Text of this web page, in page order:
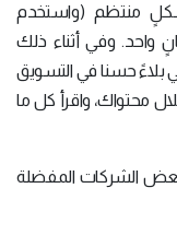
منتظم (واستخدم
واحد. وفي أثناء ذلك
بلاءً حسنا في التسويق
محتواك، واقرأ كل ما
الشركات المفضلة